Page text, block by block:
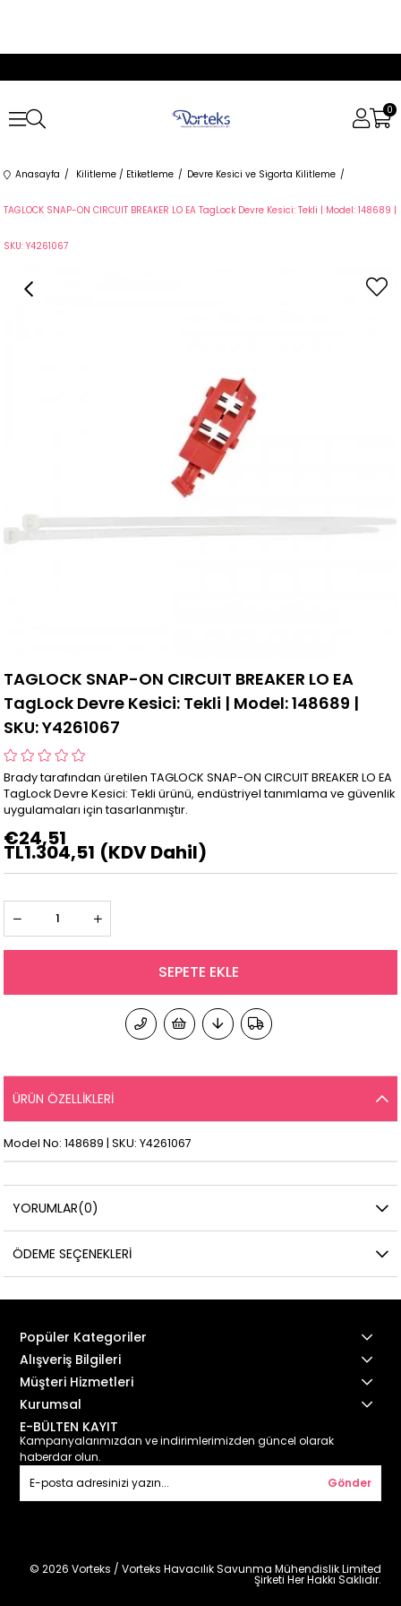
0
Anasayfa Kilitleme / Etiketleme Devre Kesici ve Sigorta Kilitleme
TAGLOCK SNAP-ON CIRCUIT BREAKER LO EA TagLock Devre Kesici: Tekli | Model: 148689 |
SKU: Y4261067
TAGLOCK SNAP-ON CIRCUIT BREAKER LO EA
TagLock Devre Kesici: Tekli | Model: 148689 |
SKU: Y4261067
Brady tarafından üretilen TAGLOCK SNAP-ON CIRCUIT BREAKER LO EA
TagLock Devre Kesici: Tekli ürünü, endüstriyel tanımlama ve güvenlik
uygulamaları için tasarlanmıştır.
€24,51
TL1.304,51 (KDV Dahil)
ÜRÜN ÖZELLIKLERI
Model No: 148689 | SKU: Y4261067
YORUMLAR(0)
ÖDEME SEÇENEKLERI
Popüler Kategoriler
Alışveriş Bilgileri
Müşteri Hizmetleri
Kurumsal
E-BÜLTEN KAYIT
Kampanyalarımızdan ve indirimlerimizden güncel olarak
haberdar olun.
Gönder
© 2026 Vorteks / Vorteks Havacılık Savunma Mühendislik Limited
Şirketi Her Hakkı Saklıdır.